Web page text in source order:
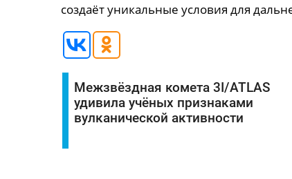
создаёт уникальные условия для
Межзвёздная комета 3I/ATLAS
удивила учёных признаками
вулканической активности